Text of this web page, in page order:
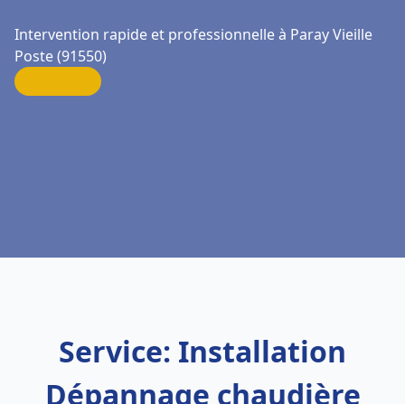
Intervention rapide et professionnelle à Paray Vieille
Poste (91550)
Service: Installation
Dépannage chaudière